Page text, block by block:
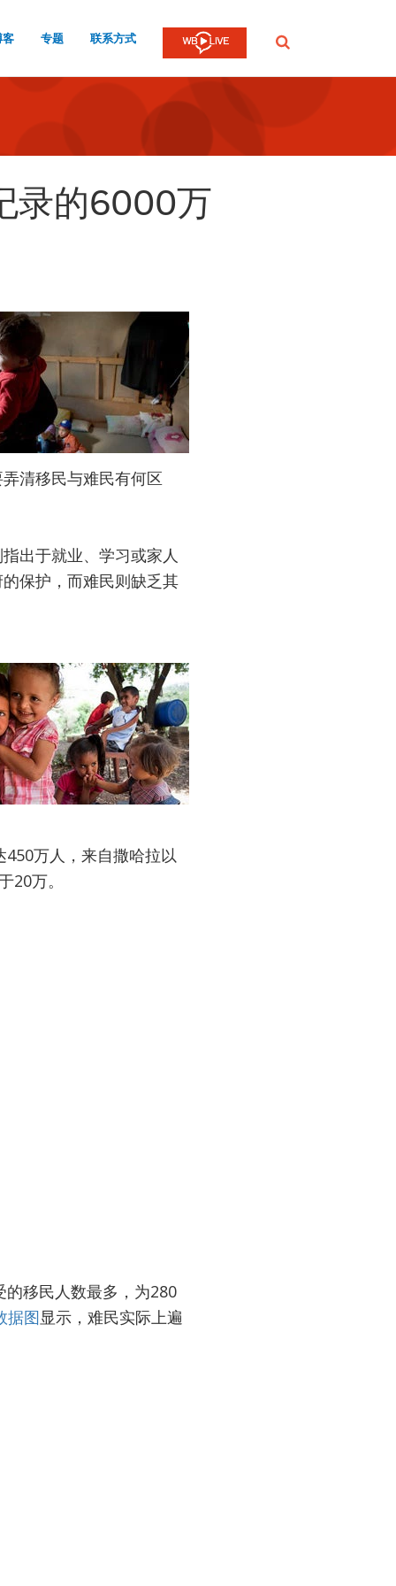
客 专题 联系方式
提
录的6000万
清移民与难民有何区
出于就业、学习或家人
保护，而难民则缺乏其
万人，来自撒哈拉以
万。
移民人数最多，为280
据图显示，难民实际上遍